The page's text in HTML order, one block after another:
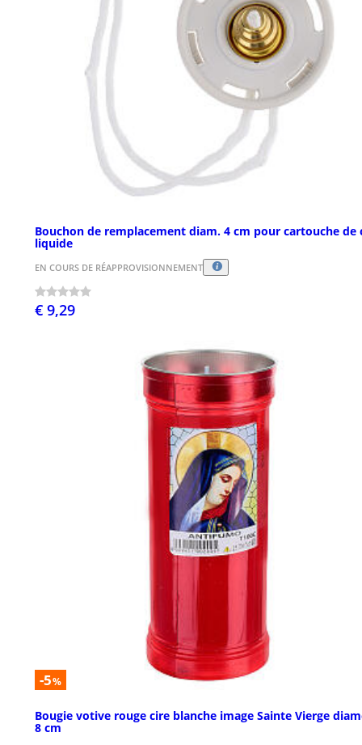
Bouchon de remplacement diam. 4 cm pour cartouche de
liquide
EN COURS DE RÉAPPROVISIONNEMENT
€ 9,29
-5%
Bougie votive rouge cire blanche image Sainte Vierge
8 cm